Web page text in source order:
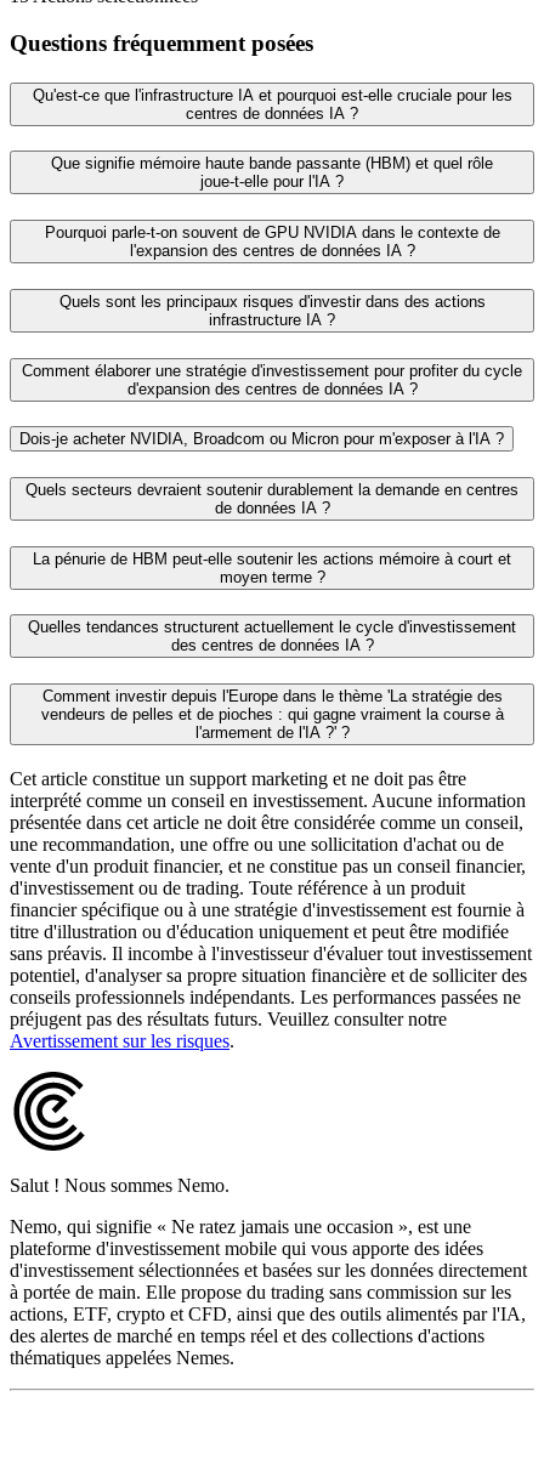
Questions fréquemment posées
Qu'est‑ce que l'infrastructure IA et pourquoi est‑elle cruciale pour les
centres de données IA ?
Que signifie mémoire haute bande passante (HBM) et quel rôle
joue‑t‑elle pour l'IA ?
Pourquoi parle‑t‑on souvent de GPU NVIDIA dans le contexte de
l'expansion des centres de données IA ?
Quels sont les principaux risques d'investir dans des actions
infrastructure IA ?
Comment élaborer une stratégie d'investissement pour profiter du cycle
d'expansion des centres de données IA ?
Dois‑je acheter NVIDIA, Broadcom ou Micron pour m'exposer à l'IA ?
Quels secteurs devraient soutenir durablement la demande en centres
de données IA ?
La pénurie de HBM peut‑elle soutenir les actions mémoire à court et
moyen terme ?
Quelles tendances structurent actuellement le cycle d'investissement
des centres de données IA ?
Comment investir depuis l'Europe dans le thème 'La stratégie des
vendeurs de pelles et de pioches : qui gagne vraiment la course à
l'armement de l'IA ?' ?
Cet article constitue un support marketing et ne doit pas être
interprété comme un conseil en investissement. Aucune information
présentée dans cet article ne doit être considérée comme un conseil,
une recommandation, une offre ou une sollicitation d'achat ou de
vente d'un produit financier, et ne constitue pas un conseil financier,
d'investissement ou de trading. Toute référence à un produit
financier spécifique ou à une stratégie d'investissement est fournie à
titre d'illustration ou d'éducation uniquement et peut être modifiée
sans préavis. Il incombe à l'investisseur d'évaluer tout investissement
potentiel, d'analyser sa propre situation financière et de solliciter des
conseils professionnels indépendants. Les performances passées ne
préjugent pas des résultats futurs. Veuillez consulter notre
Avertissement sur les risques.
Salut ! Nous sommes Nemo.
Nemo, qui signifie « Ne ratez jamais une occasion », est une
plateforme d'investissement mobile qui vous apporte des idées
d'investissement sélectionnées et basées sur les données directement
à portée de main. Elle propose du trading sans commission sur les
actions, ETF, crypto et CFD, ainsi que des outils alimentés par l'IA,
des alertes de marché en temps réel et des collections d'actions
thématiques appelées Nemes.